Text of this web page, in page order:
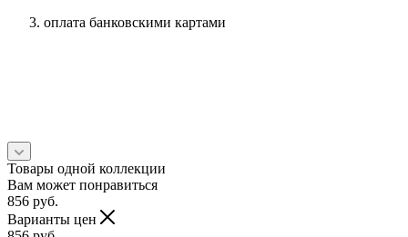
оплата банковскими картами
Товары одной коллекции
Вам может понравиться
856 руб.
Варианты цен